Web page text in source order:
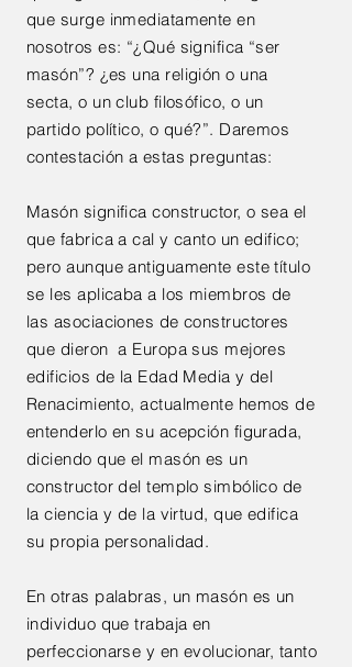
que surge inmediatamente en
nosotros es: “¿Qué significa “ser
masón”? ¿es una religión o una
secta, o un club filosófico, o un
partido político, o qué?”. Daremos
contestación a estas preguntas:
Masón significa constructor, o sea el
que fabrica a cal y canto un edifico;
pero aunque antiguamente este título
se les aplicaba a los miembros de
las asociaciones de constructores
que dieron a Europa sus mejores
edificios de la Edad Media y del
Renacimiento, actualmente hemos de
entenderlo en su acepción figurada,
diciendo que el masón es un
constructor del templo simbólico de
la ciencia y de la virtud, que edifica
su propia personalidad.
En otras palabras, un masón es un
individuo que trabaja en
perfeccionarse y en evolucionar, tanto